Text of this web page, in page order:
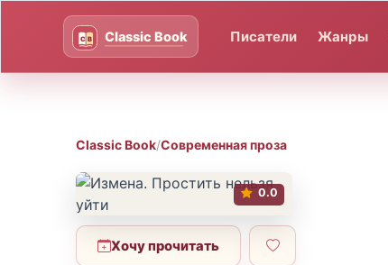
Писатели Жанры
Classic Book/Современная проза
0.0
Хочу прочитать